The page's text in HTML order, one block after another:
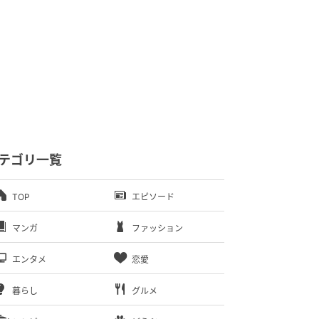
ゴリ一覧
TOP エピソード
マンガ ファッション
エンタメ 恋愛
暮らし グルメ